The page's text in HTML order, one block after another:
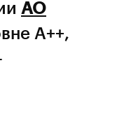
АО
А++,